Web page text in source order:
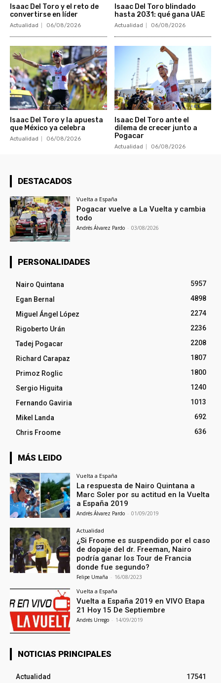
Isaac Del Toro y el reto de
convertirse en líder
Actualidad 06/08/2026
Isaac Del Toro blindado
hasta 2031: qué gana UAE
Actualidad 06/08/2026
Isaac Del Toro y la apuesta
que México ya celebra
Actualidad 06/08/2026
Isaac Del Toro ante el
dilema de crecer junto a
Pogacar
Actualidad 06/08/2026
DESTACADOS
Vuelta a España
Pogacar vuelve a La Vuelta y cambia
todo
Andrés Álvarez Pardo - 03/08/2026
PERSONALIDADES
Nairo Quintana
5957
Egan Bernal
4898
Miguel Ángel López
2274
Rigoberto Urán
2236
Tadej Pogacar
2208
Richard Carapaz
1807
Primoz Roglic
1800
Sergio Higuita
1240
Fernando Gaviria
1013
Mikel Landa
692
Chris Froome
636
MÁS LEIDO
Vuelta a España
La respuesta de Nairo Quintana a
Marc Soler por su actitud en la Vuelta
a España 2019
Andrés Álvarez Pardo - 01/09/2019
Actualidad
¿Si Froome es suspendido por el caso
de dopaje del dr. Freeman, Nairo
podría ganar los Tour de Francia
donde fue segundo?
Felipe Umaña - 16/08/2023
Vuelta a España
Vuelta a España 2019 en VIVO Etapa
21 Hoy 15 De Septiembre
Andrés Urrego - 14/09/2019
NOTICIAS PRINCIPALES
Actualidad 17541